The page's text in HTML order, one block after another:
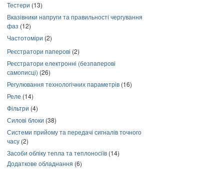
Тестери (13)
Вказівники напруги та правильності чергування
фаз (12)
Частотоміри (2)
Реєстратори паперові (2)
Реєстратори електронні (безпаперові
самописці) (26)
Регулювання технологічних параметрів (16)
Реле (14)
Фільтри (4)
Силові блоки (38)
Системи прийому та передачі сигналів точного
часу (2)
Засоби обліку тепла та теплоносіїв (14)
Додаткове обладнання (6)